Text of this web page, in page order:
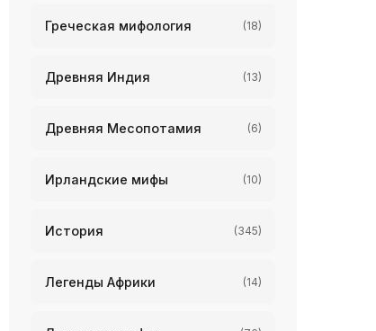
Греческая мифология (18)
Древняя Индия (13)
Древняя Месопотамия (6)
Ирландские мифы (10)
История (345)
Легенды Африки (14)